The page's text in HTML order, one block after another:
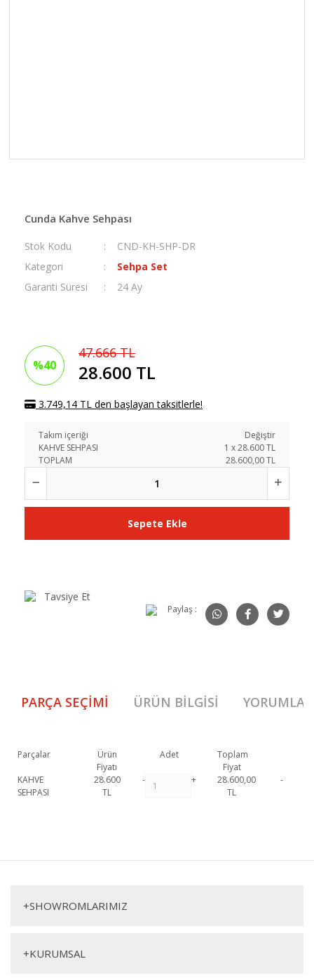
Cunda Kahve Sehpası
Stok Kodu
CND-KH-SHP-DR
Kategori
Sehpa Set
Garanti Süresi
24 Ay
%40
47.666 TL
28.600 TL
3.749,14 TL den başlayan taksitlerle!
Takım içeriği
Değiştir
KAHVE SEHPASI
1 x28.600TL
TOPLAM
28.600,00 TL
Sepete Ekle
Tavsiye Et
Paylaş :
PARÇA SEÇIMI ÜRÜN BILGISI YORUMLAR
Parçalar
Ürün
Fiyatı
Adet
Toplam
Fiyat
KAHVE
SEHPASI
28.600
TL
- +
28.600,00
TL
-
Cunda Kahve Sehpası
+SHOWROMLARIMIZ
+KURUMSAL